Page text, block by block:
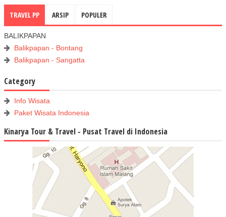
TRAVEL PP ARSIP POPULER
BALIKPAPAN
Balikpapan - Bontang
Balikpapan - Sangatta
Category
Info Wisata
Paket Wisata Indonesia
Kinarya Tour & Travel - Pusat Travel di Indonesia